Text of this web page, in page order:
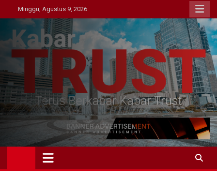
to
content
Minggu, Agustus 9, 2026
Kabar Trust
Terus Berkabar Kabar Trust